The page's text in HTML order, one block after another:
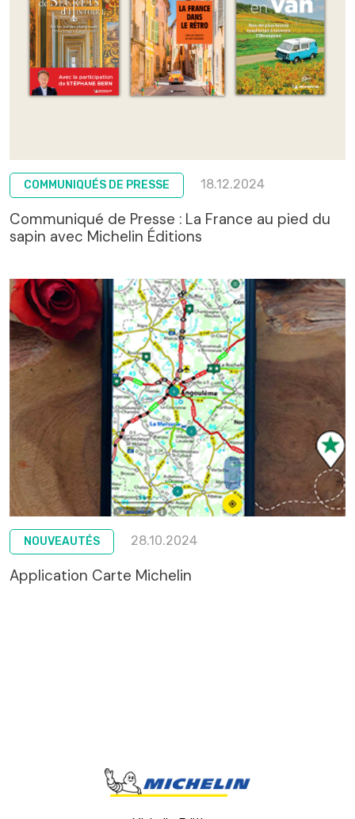
COMMUNIQUÉS DE PRESSE 18.12.2024
Communiqué de Presse : La France au pied du
sapin avec Michelin Éditions
NOUVEAUTÉS 28.10.2024
Application Carte Michelin